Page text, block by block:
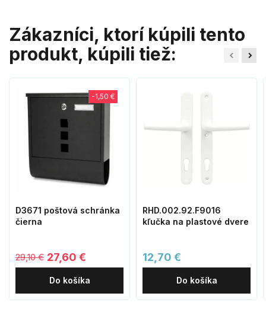
Zákazníci, ktorí kúpili tento
produkt, kúpili tiež:
D3671 poštová schránka
čierna
29,10 €
-1,50 €
27,60 €
Do košíka
RHD.002.92.F9016
kľučka na plastové dvere
12,70 €
Do košíka